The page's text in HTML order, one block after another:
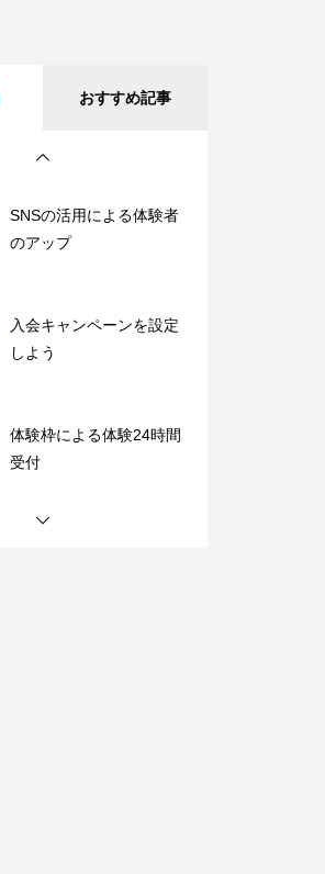
おすすめ記事
SNSの活用による体験者
入会キャンペーンを設定
しよう
体験枠による体験24時間
受付
おけるインボイス制度対
応